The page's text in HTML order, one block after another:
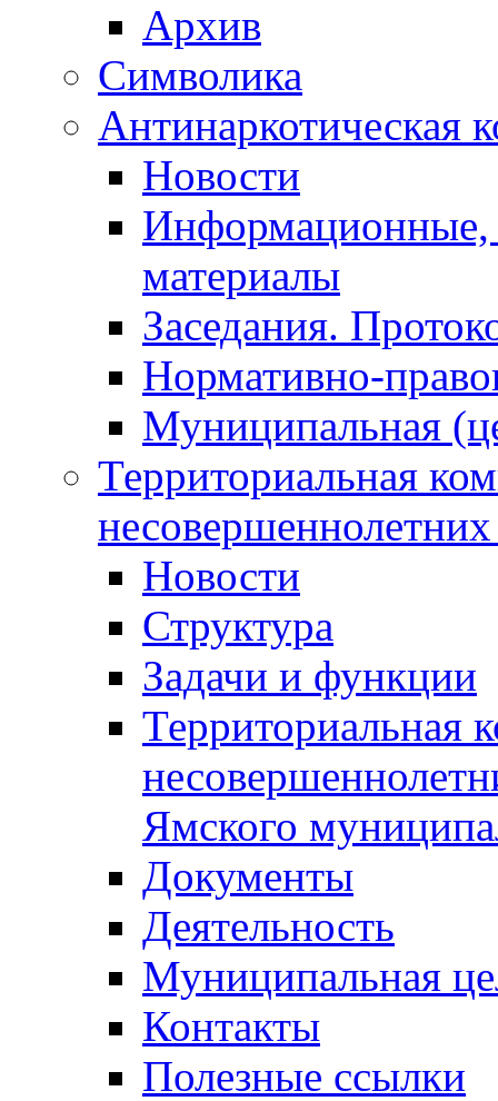
Архив
Символика
Антинаркотическая
Новости
Информационные,
материалы
Заседания.
Нормативно-
Муниципальная
Территориальная
Новости
Структура
Задачи и функции
Территориальная
Ямского
Документы
Деятельность
Муниципальная
Контакты
Полезные ссылки